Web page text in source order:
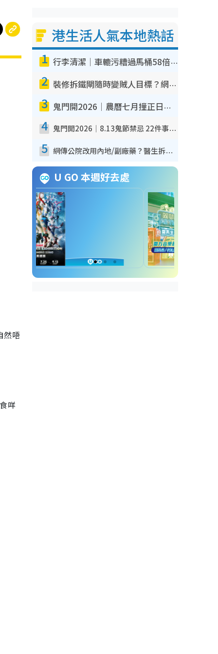
然唔
咩
港生活人氣本地熱話
1 行李清潔｜車轆污糟過馬桶58倍！專家警告忌用酒精抹 教1招免污手除菌
2 裝修拆鐵閘隨時變賊人目標？網民揭2大關鍵用途：裝新式等於白裝？附新舊鐵閘分別
3 鬼門開2026｜農曆七月撞正日全食特別邪？專家警告切忌做一事！揭4大禁忌+2招保平安
4 鬼門開2026｜8.13鬼節禁忌 22件事唔做得！燒肉、刺身要少食？半夜勿吹口哨/打呢個電話
5 網傳公院改用內地/副廠藥？醫生拆解正副廠分別 揭4類人換藥隨時出事
U GO 本週好去處